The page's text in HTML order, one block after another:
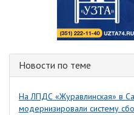
Новости по теме
На ЛПДС «Журавлинская» в
модернизировали систему